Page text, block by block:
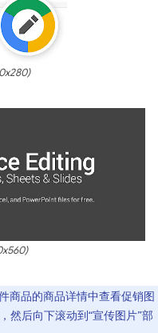
商品的商品详情中查看促销图
然后向下滚动到“宣传图片”部